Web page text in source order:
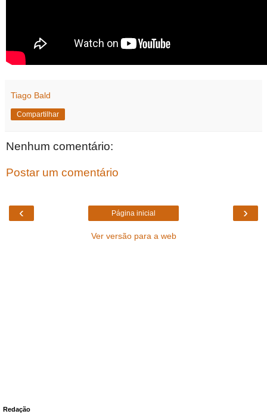
Tiago Bald
Compartilhar
Nenhum comentário:
Postar um comentário
‹ ›
Página inicial
Ver versão para a web
Redação